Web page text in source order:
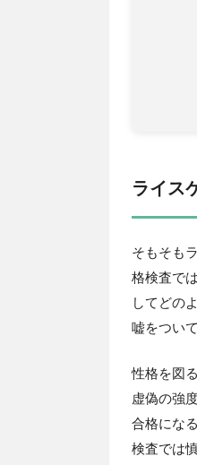
ライス
そもそも
格検査で
してどの
嘘をつい
性格を図
虚偽の強
合格にな
検査では